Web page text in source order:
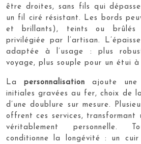
être droites, sans fils qui
un fil ciré résistant. Les bords
et brillants), teints ou brûlés
privilégiée par l’artisan.
adaptée à l’usage : plus
voyage, plus souple pour un étui à
La personnalisation ajoute une
initiales gravées au fer, choix de
d’une doublure sur mesure.
offrent ces services, transformant
véritablement personnelle.
conditionne la longévité : un